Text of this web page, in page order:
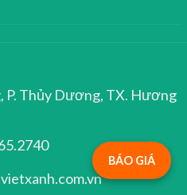
Thủy Dương, TX. Hương
BÁO GIÁ